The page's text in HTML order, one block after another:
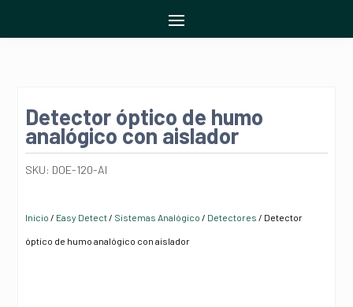
Detector óptico de humo
analógico con aislador
SKU: DOE-120-AI
Inicio / Easy Detect/ Sistemas Analógico / Detectores / Detector
óptico de humo analógico con aislador